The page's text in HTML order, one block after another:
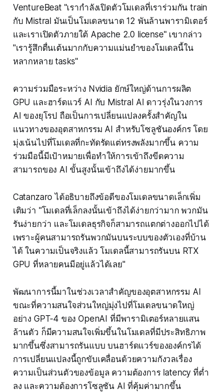
VentureBeat "เรากำลังเปิดตัวโมเดลที่เราร่วมกัน train
กับ Mistral มันเป็นโมเดลขนาด 12 พันล้านพารามิเตอร์
และเราเปิดตัวภายใต้ Apache 2.0 license" เขากล่าว
"เรารู้สึกตื่นเต้นมากกับความแม่นยำของโมเดลนี้ใน
หลากหลาย tasks"
ความร่วมมือระหว่าง Nvidia ยักษ์ใหญ่ด้านการผลิต
GPU และฮาร์ดแวร์ AI กับ Mistral AI ดาวรุ่งในวงการ
AI ของยุโรป ถือเป็นการเปลี่ยนแปลงครั้งสำคัญใน
แนวทางของอุตสาหกรรม AI สำหรับโซลูชันองค์กร โดย
มุ่งเน้นไปที่โมเดลที่กะทัดรัดแต่ทรงพลังมากขึ้น ความ
ร่วมมือนี้มีเป้าหมายเพื่อทำให้การเข้าถึงขีดความ
สามารถของ AI ขั้นสูงนั้นเข้าถึงได้ง่ายมากขึ้น
Catanzaro ได้อธิบายถึงข้อดีของโมเดลขนาดเล็กเพิ่ม
เติมว่า "โมเดลที่เล็กลงนั้นเข้าถึงได้ง่ายกว่ามาก พวกมัน
รันง่ายกว่า และโมเดลธุรกิจก็สามารถแตกต่างออกไปได้
เพราะผู้คนสามารถรันพวกมันบนระบบของตัวเองที่บ้าน
ได้ ในความเป็นจริงแล้ว โมเดลนี้สามารถรันบน RTX
GPU ที่หลายคนมีอยู่แล้วได้เลย"
พัฒนาการนี้มาในช่วงเวลาสำคัญของอุตสาหกรรม AI
ขณะที่ความสนใจส่วนใหญ่มุ่งไปที่โมเดลขนาดใหญ่
อย่าง GPT-4 ของ OpenAI ที่มีพารามิเตอร์หลายแสน
ล้านตัว ก็มีความสนใจเพิ่มขึ้นในโมเดลที่มีประสิทธิภาพ
มากขึ้นซึ่งสามารถรันแบบ บนฮาร์ดแวร์ขององค์กรได้
การเปลี่ยนแปลงนี้ถูกขับเคลื่อนด้วยความกังวลเรื่อง
ความเป็นส่วนตัวของข้อมูล ความต้องการ latency ที่ต่ำ
ลง และความต้องการโซลูชัน AI ที่คุ้มค่ามากขึ้น